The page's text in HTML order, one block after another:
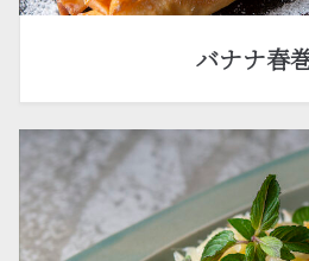
バナナ春